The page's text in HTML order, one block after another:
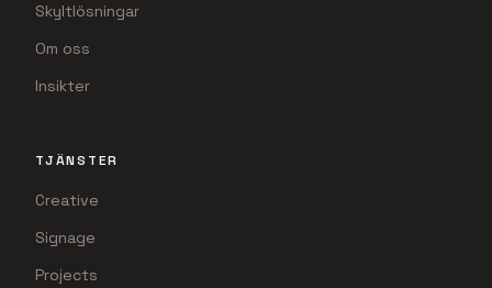
Skyltlösningar
Om oss
Insikter
TJÄNSTER
Creative
Signage
Projects